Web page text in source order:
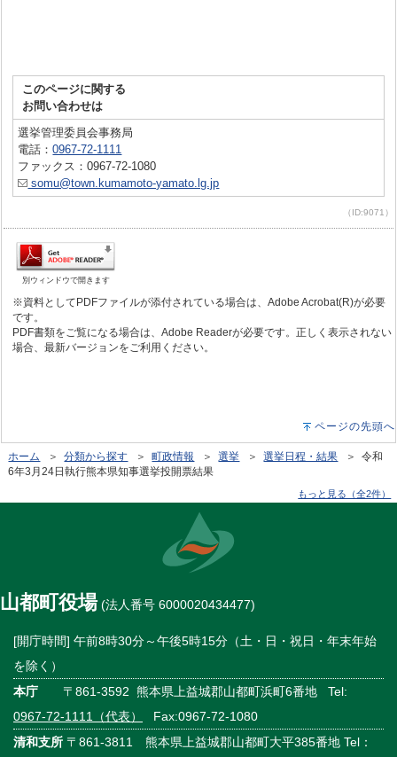
このページに関する
お問い合わせは
選挙管理委員会事務局
電話：0967-72-1111
ファックス：0967-72-1080
somu@town.kumamoto-yamato.lg.jp
（ID:9071）
別ウィンドウで開きます
※資料としてPDFファイルが添付されている場合は、Adobe Acrobat(R)が必要
です。
PDF書類をご覧になる場合は、Adobe Readerが必要です。正しく表示されない
場合、最新バージョンをご利用ください。
ページの先頭へ
ホーム ＞分類から探す ＞町政情報 ＞選挙 ＞選挙日程・結果 ＞ 令和
6年3月24日執行熊本県知事選挙投開票結果
もっと見る（全2件）
山都町役場(法人番号 6000020434477)
[開庁時間] 午前8時30分～午後5時15分（土・日・祝日・年末年始
を除く）
本庁 〒861-3592 熊本県上益城郡山都町浜町6番地 Tel:
0967-72-1111（代表）
Fax:0967-72-1080
清和支所 〒861-3811 熊本県上益城郡山都町大平385番地 Tel：